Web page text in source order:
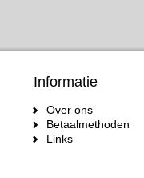
Informatie
Over ons
Betaalmethoden
Links